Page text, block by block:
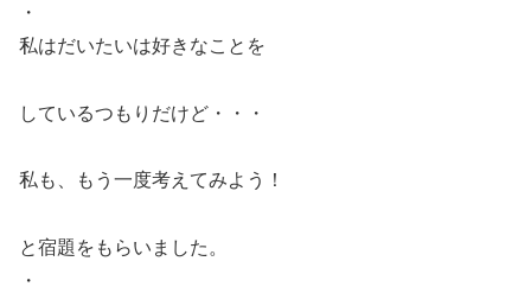
・
私はだいたいは好きなことを
しているつもりだけど・・・
私も、もう一度考えてみよう！
と宿題をもらいました。
・